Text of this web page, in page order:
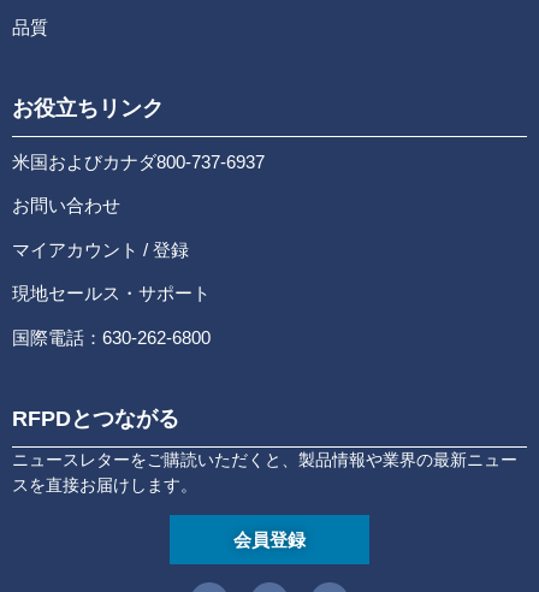
品質
お役立ちリンク
米国およびカナダ800-737-6937
お問い合わせ
マイアカウント / 登録
現地セールス・サポート
国際電話：630-262-6800
RFPDとつながる
ニュースレターをご購読いただくと、製品情報や業界の最新ニュー
スを直接お届けします。
会員登録